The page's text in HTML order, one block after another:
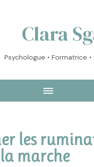
Clara
Psychologue • Formatrice
les
marche